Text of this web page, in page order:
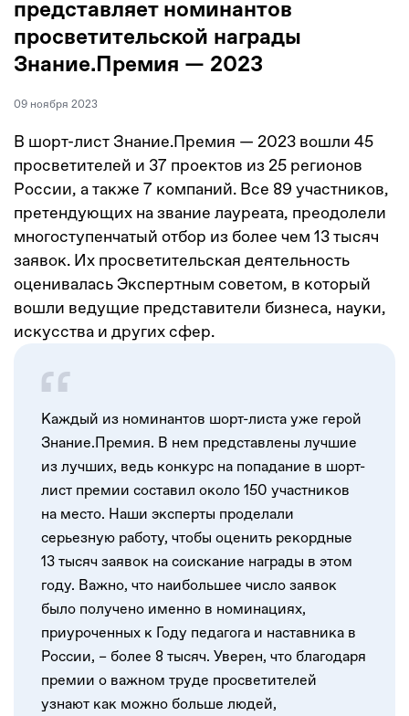
представляет номинантов
просветительской награды
Знание.Премия — 2023
09 ноября 2023
В шорт-лист Знание.Премия — 2023 вошли 45
просветителей и 37 проектов из 25 регионов
России, а также 7 компаний. Все 89 участников,
претендующих на звание лауреата, преодолели
многоступенчатый отбор из более чем 13 тысяч
заявок. Их просветительская деятельность
оценивалась Экспертным советом, в который
вошли ведущие представители бизнеса, науки,
искусства и других сфер.
Каждый из номинантов шорт-листа уже герой
Знание.Премия. В нем представлены лучшие
из лучших, ведь конкурс на попадание в шорт-
лист премии составил около 150 участников
на место. Наши эксперты проделали
серьезную работу, чтобы оценить рекордные
13 тысяч заявок на соискание награды в этом
году. Важно, что наибольшее число заявок
было получено именно в номинациях,
приуроченных к Году педагога и наставника в
России, – более 8 тысяч. Уверен, что благодаря
премии о важном труде просветителей
узнают как можно больше людей,